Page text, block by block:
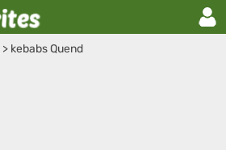
> kebabs Quend